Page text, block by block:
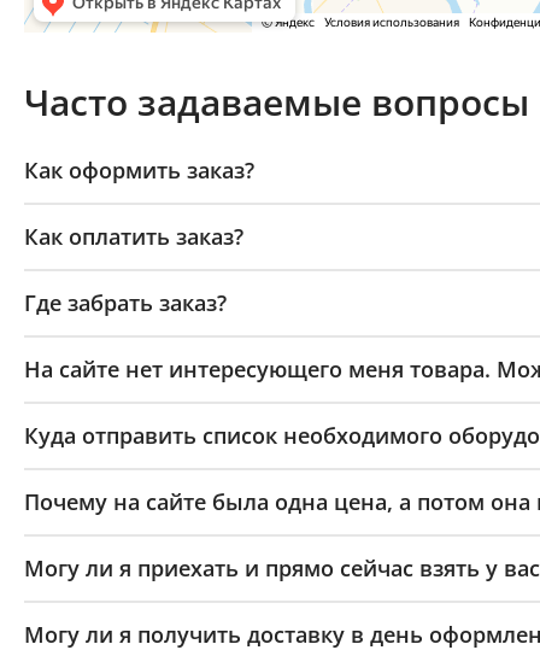
Часто задаваемые вопросы
Как оформить заказ?
Как оплатить заказ?
Где забрать заказ?
На сайте нет интересующего меня товара.
Куда отправить список необходимого
Почему на сайте была одна цена, а потом она
Могу ли я приехать и прямо сейчас взять у
Могу ли я получить доставку в день